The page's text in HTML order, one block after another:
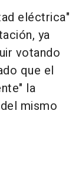
eléctrica"
ya
votando
que el
la
mismo